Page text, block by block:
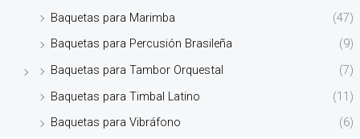
Baquetas para Marimba
(47)
Baquetas para Percusión Brasileña
(9)
Baquetas para Tambor Orquestal
(7)
Baquetas para Timbal Latino
(11)
Baquetas para Vibráfono
(6)